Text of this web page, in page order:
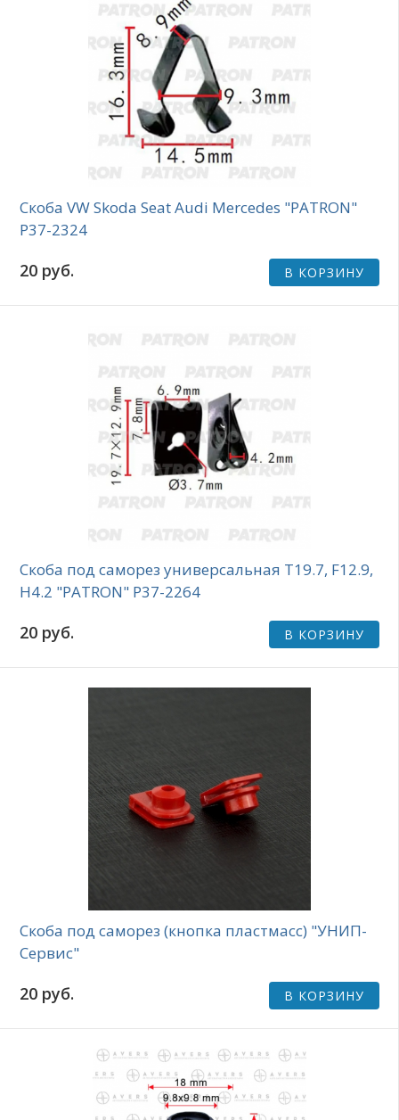
Скоба VW Skoda Seat Audi Mercedes "PATRON"
P37-2324
20 руб. В КОРЗИНУ
Скоба под саморез универсальная T19.7, F12.9,
H4.2 "PATRON" P37-2264
20 руб. В КОРЗИНУ
Скоба под саморез (кнопка пластмасс) "УНИП-
Сервис"
20 руб. В КОРЗИНУ